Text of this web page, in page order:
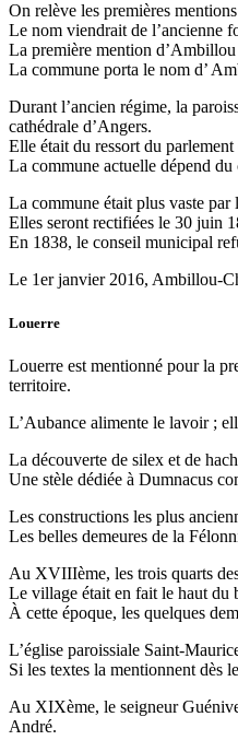
On relève les premières
Le nom viendrait de l’ancienne
La première mention
La commune porta le nom d’
Durant l’ancien régime, la
cathédrale d’Angers.
Elle était du ressort du
La commune actuelle dépend
La commune était plus vaste
Elles seront rectifiées le 30 juin
En 1838, le conseil municipal
Le 1er janvier 2016, Ambillou-
Louerre
Louerre est mentionné pour la
territoire.
L’Aubance alimente le lavoir ;
La découverte de silex et de
Une stèle dédiée à Dumnacus
Les constructions les plus
Les belles demeures de la
Au XVIIIème, les trois quarts
Le village était en fait le haut du
À cette époque, les quelques
L’église paroissiale Saint-
Si les textes la mentionnent dès
Au XIXème, le seigneur
André.